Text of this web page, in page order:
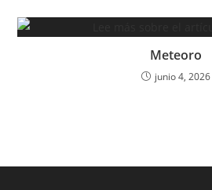
Meteoro
junio 4, 2026